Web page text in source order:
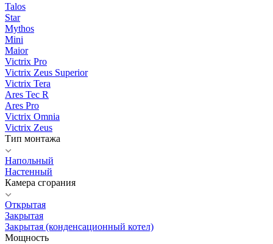
Talos
Star
Mythos
Mini
Maior
Victrix Pro
Victrix Zeus Superior
Victrix Tera
Ares Tec R
Ares Pro
Victrix Omnia
Victrix Zeus
Тип монтажа
Напольный
Настенный
Камера сгорания
Открытая
Закрытая
Закрытая (конденсационный котел)
Мощность